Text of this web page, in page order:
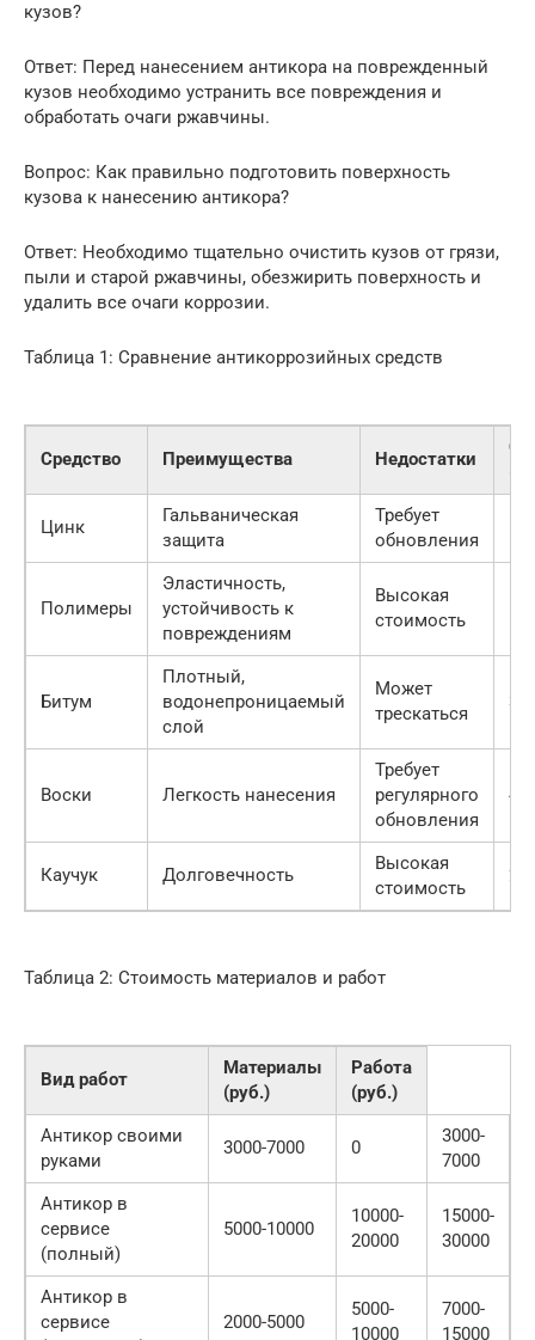
кузов?
Ответ: Перед нанесением антикора на поврежденный
кузов необходимо устранить все повреждения и
обработать очаги ржавчины.
Вопрос: Как правильно подготовить поверхность
кузова к нанесению антикора?
Ответ: Необходимо тщательно очистить кузов от грязи,
пыли и старой ржавчины, обезжирить поверхность и
удалить все очаги коррозии.
Таблица 1: Сравнение антикоррозийных средств
Средство Преимущества Недостатки
Цинк
Гальваническая
защита
Требует
обновления
Полимеры
Эластичность,
устойчивость к
повреждениям
Высокая
стоимость
Битум
Плотный,
водонепроницаемый
слой
Может
трескаться
Воски Легкость нанесения
Требует
регулярного
обновления
Каучук Долговечность
Высокая
стоимость
Таблица 2: Стоимость материалов и работ
Вид работ
Материалы
(руб.)
Работа
(руб.)
Антикор своими
руками
3000-7000 0
3000-
7000
Антикор в
сервисе
(полный)
5000-10000
10000-
20000
15000-
30000
Антикор в
сервисе
2000-5000
5000-
10000
7000-
15000